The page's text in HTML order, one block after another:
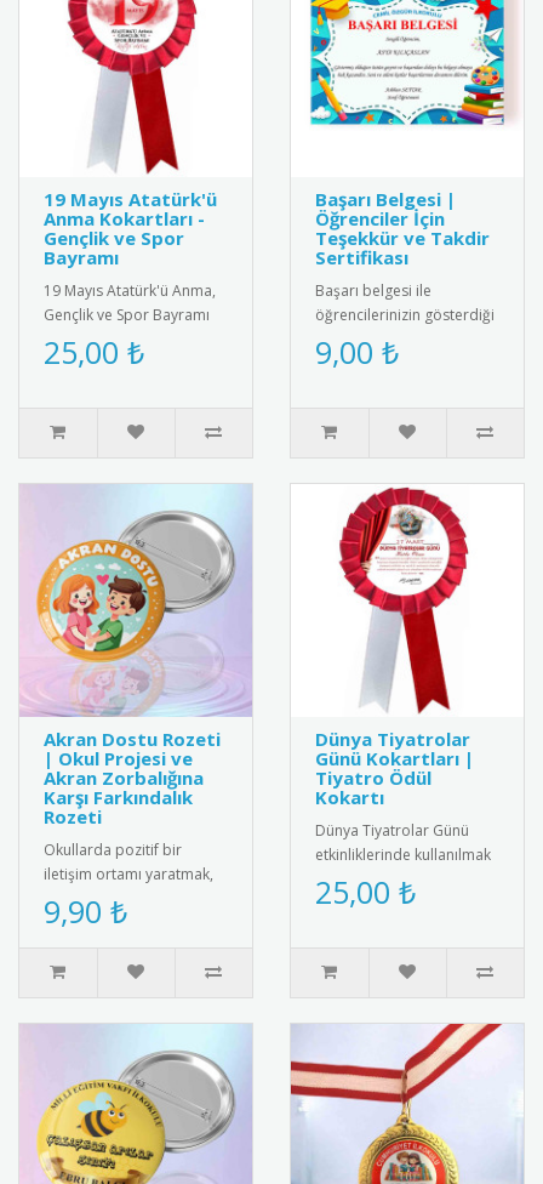
19 Mayıs Atatürk'ü
Anma Kokartları -
Gençlik ve Spor
Bayramı
19 Mayıs Atatürk'ü Anma,
Gençlik ve Spor Bayramı
için özel tasarım kokart
seti. Yüksek kaliteli meta..
25,00 ₺
Başarı Belgesi |
Öğrenciler İçin
Teşekkür ve Takdir
Sertifikası
Başarı belgesi ile
öğrencilerinizin gösterdiği
gayreti ve başarıyı
ödüllendirin. Eğitimde
9,00 ₺
Akran Dostu Rozeti
| Okul Projesi ve
Akran Zorbalığına
Karşı Farkındalık
Rozeti
Okullarda pozitif bir
iletişim ortamı yaratmak,
arkadaşlık bağlarını
güçlendirmek ve akran
zorbalığı..
9,90 ₺
Dünya Tiyatrolar
Günü Kokartları |
Tiyatro Ödül
Kokartı
Dünya Tiyatrolar Günü
etkinliklerinde kullanılmak
üzere özel tasarım tiyatro
kokartları. Bu şık koka..
25,00 ₺